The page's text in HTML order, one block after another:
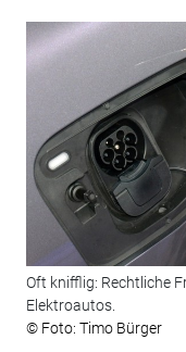
Oft knifflig: Rechtliche
Elektroautos.
© Foto: Timo Bürger